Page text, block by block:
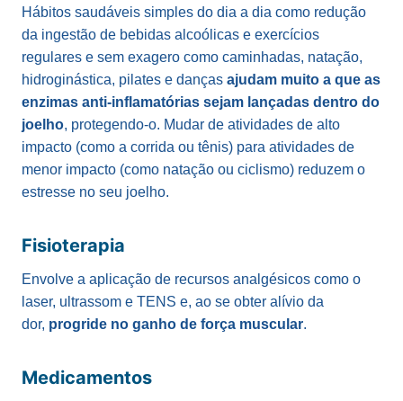
Hábitos saudáveis simples do dia a dia como redução
da ingestão de bebidas alcoólicas e exercícios
regulares e sem exagero como caminhadas, natação,
hidroginástica, pilates e danças ajudam muito a que as
enzimas anti-inflamatórias sejam lançadas dentro do
joelho, protegendo-o. Mudar de atividades de alto
impacto (como a corrida ou tênis) para atividades de
menor impacto (como natação ou ciclismo) reduzem o
estresse no seu joelho.
Fisioterapia
Envolve a aplicação de recursos analgésicos como o
laser, ultrassom e TENS e, ao se obter alívio da
dor, progride no ganho de força muscular.
Medicamentos